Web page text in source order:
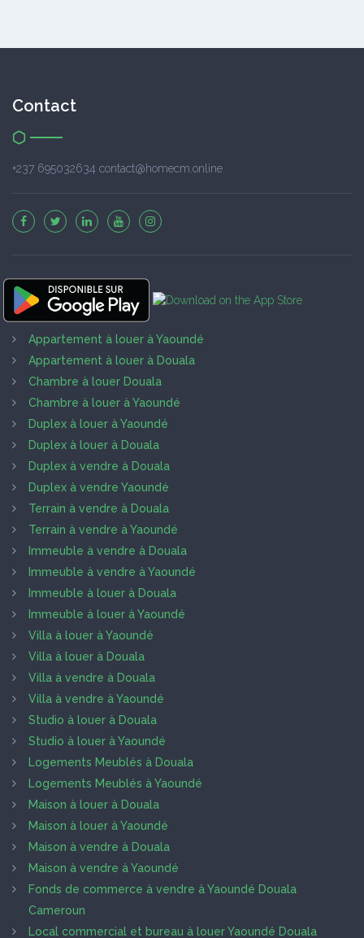
Contact
+237 695032634 contact@homecm.online
Appartement à louer à Yaoundé
Appartement à louer à Douala
Chambre à louer Douala
Chambre à louer à Yaoundé
Duplex à louer à Yaoundé
Duplex à louer à Douala
Duplex à vendre à Douala
Duplex à vendre Yaoundé
Terrain à vendre à Douala
Terrain à vendre à Yaoundé
Immeuble à vendre à Douala
Immeuble à vendre à Yaoundé
Immeuble à louer à Douala
Immeuble à louer à Yaoundé
Villa à louer à Yaoundé
Villa à louer à Douala
Villa à vendre à Douala
Villa à vendre à Yaoundé
Studio à louer à Douala
Studio à louer à Yaoundé
Logements Meublés à Douala
Logements Meublés à Yaoundé
Maison à louer à Douala
Maison à louer à Yaoundé
Maison à vendre à Douala
Maison à vendre à Yaoundé
Fonds de commerce à vendre à Yaoundé Douala
Cameroun
Local commercial et bureau à louer Yaoundé Douala